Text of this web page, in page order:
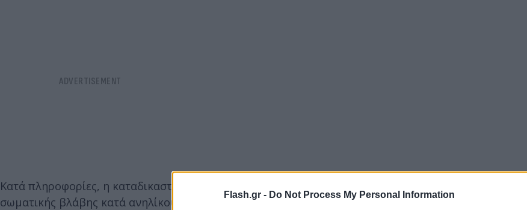
Flash.gr - Do Not Process My Personal Information
Κατά πληροφορίες, η καταδικαστική πρόταση αφορά όλα τα αδικήματα πλην της ενδοοικογενειακής
σωματικής βλάβης κατά ανηλίκου και της οπλοκατοχής.